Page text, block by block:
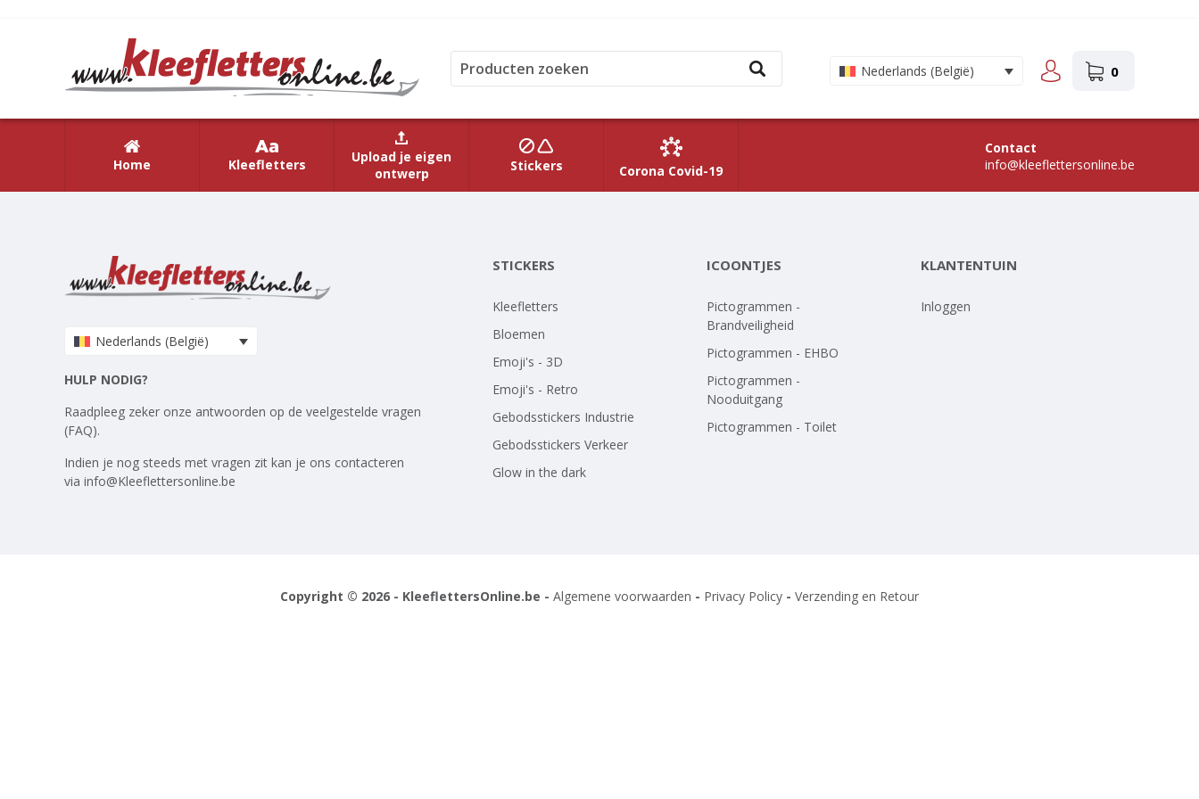
Nederlands (België) 0
Home Kleefletters
Upload je eigen
ontwerp
Stickers Corona Covid-19
Contact
info@kleeflettersonline.be
Nederlands (België)
HULP NODIG?
Raadpleeg zeker onze antwoorden op de veelgestelde vragen
(FAQ).
Indien je nog steeds met vragen zit kan je ons contacteren
via info@Kleeflettersonline.be
STICKERS
Kleefletters
Bloemen
Emoji's - 3D
Emoji's - Retro
Gebodsstickers Industrie
Gebodsstickers Verkeer
Glow in the dark
ICOONTJES
Pictogrammen -
Brandveiligheid
Pictogrammen - EHBO
Pictogrammen -
Nooduitgang
Pictogrammen - Toilet
KLANTENTUIN
Inloggen
Copyright © 2026 - KleeflettersOnline.be - Algemene voorwaarden - Privacy Policy - Verzending en Retour